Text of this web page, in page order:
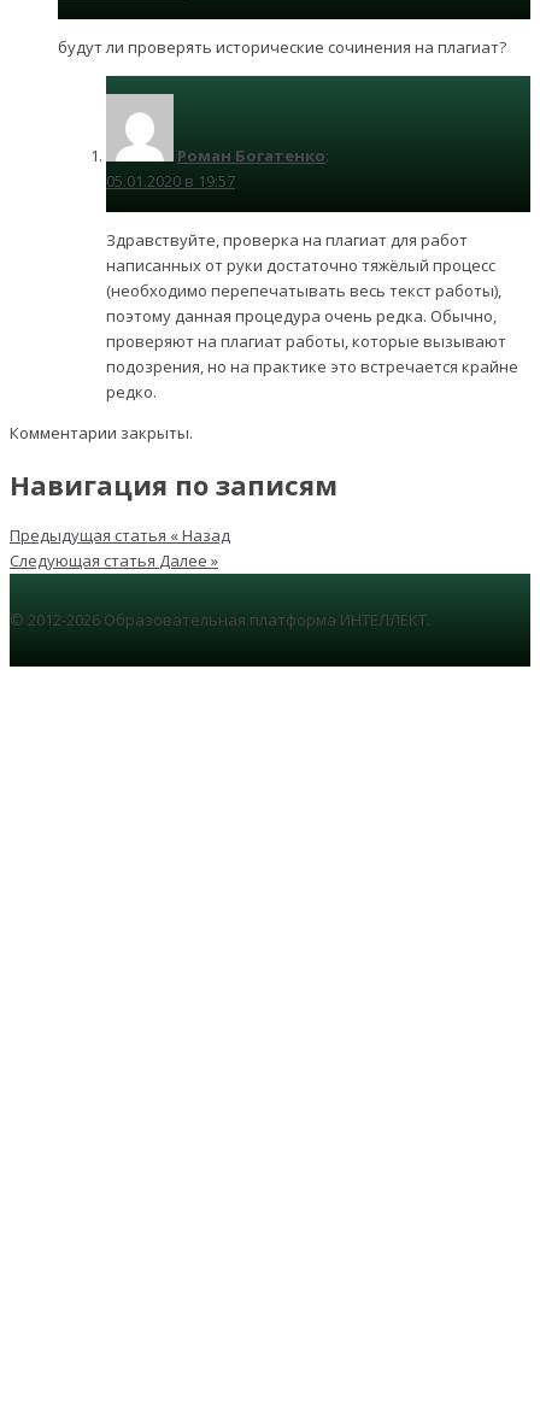
будут ли проверять исторические сочинения на плагиат?
Роман Богатенко:
05.01.2020 в 19:57
Здравствуйте, проверка на плагиат для работ
написанных от руки достаточно тяжёлый процесс
(необходимо перепечатывать весь текст работы),
поэтому данная процедура очень редка. Обычно,
проверяют на плагиат работы, которые вызывают
подозрения, но на практике это встречается крайне
редко.
Комментарии закрыты.
Навигация по записям
Предыдущая статья « Назад
Следующая статья Далее »
© 2012-2026 Образовательная платформа ИНТЕЛЛЕКТ.